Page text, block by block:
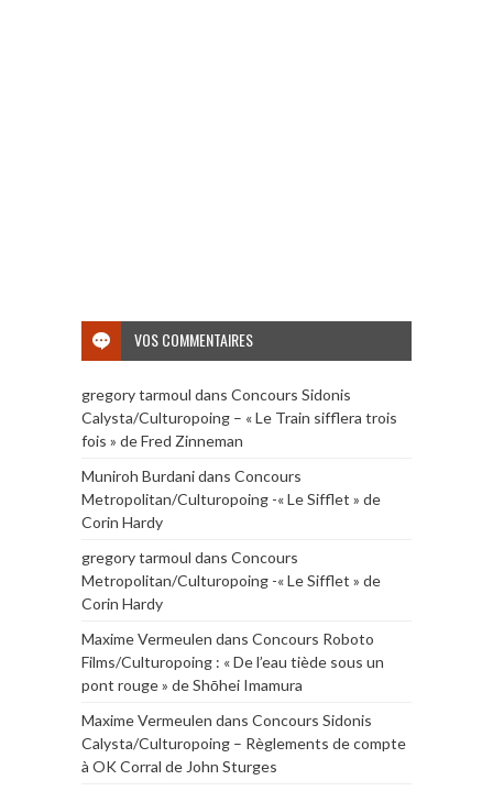
VOS COMMENTAIRES
gregory tarmoul dans Concours Sidonis
Calysta/Culturopoing – « Le Train sifflera trois
fois » de Fred Zinneman
Muniroh Burdanidans Concours
Metropolitan/Culturopoing -« Le Sifflet » de
Corin Hardy
gregory tarmoul dans Concours
Metropolitan/Culturopoing -« Le Sifflet » de
Corin Hardy
Maxime Vermeulen dans Concours Roboto
Films/Culturopoing : « De l’eau tiède sous un
pont rouge » de Shōhei Imamura
Maxime Vermeulen dans Concours Sidonis
Calysta/Culturopoing – Règlements de compte
à OK Corral de John Sturges